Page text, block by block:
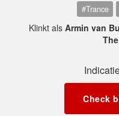
#Trance
Klinkt als Armin van
Check